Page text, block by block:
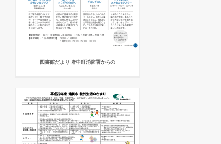
図書館だより 府中町消防署からの